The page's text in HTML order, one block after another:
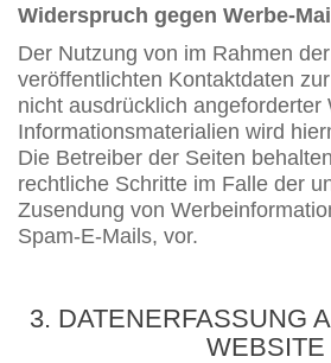
Widerspruch gegen Werbe-
Der Nutzung von im Rahmen
veröffentlichten Kontaktdaten
nicht ausdrücklich angeforderter
Informationsmaterialien wird
Die Betreiber der Seiten
rechtliche Schritte im Falle der
Zusendung von
Spam-E-Mails, vor.
3. DATENERFASSUNG
WEBSITE